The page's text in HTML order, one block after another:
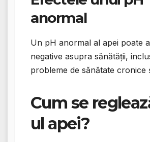
anormal
Un pH anormal al apei poate
negative asupra sănătății,
probleme de sănătate cronice
Cum se
ul apei?